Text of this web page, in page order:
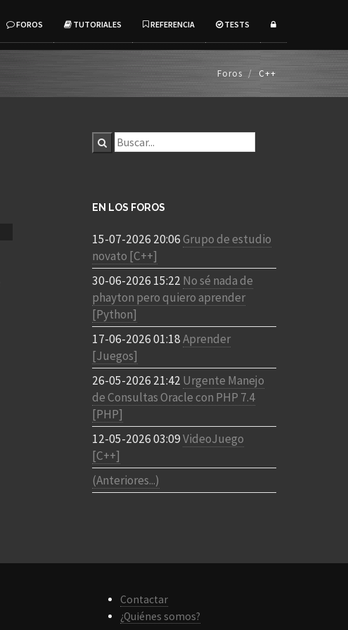
FOROS TUTORIALES REFERENCIA TESTS
Foros C++
EN LOS FOROS
15-07-2026 20:06Grupo de estudio
novato [C++]
30-06-2026 15:22 No sé nada de
phayton pero quiero aprender
[Python]
17-06-2026 01:18Aprender
[Juegos]
26-05-2026 21:42 Urgente Manejo
de Consultas Oracle con PHP 7.4
[PHP]
12-05-2026 03:09VideoJuego
[C++]
(Anteriores...)
Contactar
¿Quiénes somos?